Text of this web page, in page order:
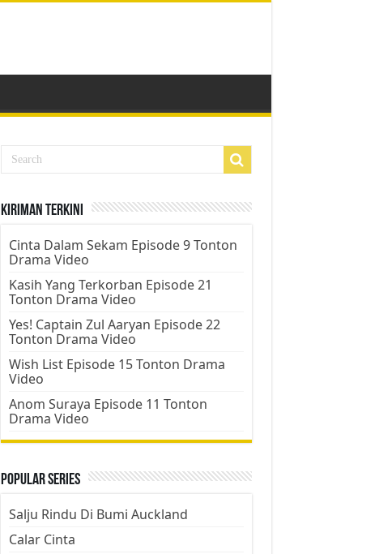
Kiriman Terkini
Cinta Dalam Sekam Episode 9 Tonton
Drama Video
Kasih Yang Terkorban Episode 21
Tonton Drama Video
Yes! Captain Zul Aaryan Episode 22
Tonton Drama Video
Wish List Episode 15 Tonton Drama
Video
Anom Suraya Episode 11 Tonton
Drama Video
Popular Series
Salju Rindu Di Bumi Auckland
Calar Cinta